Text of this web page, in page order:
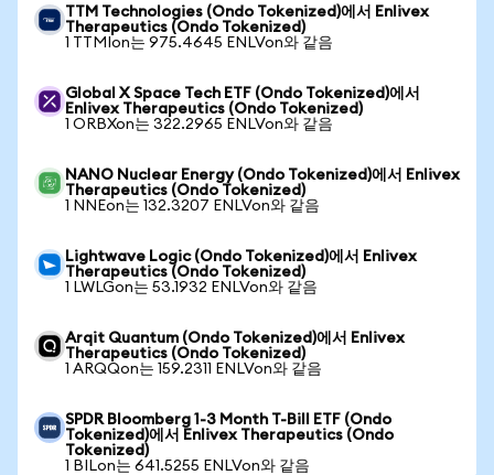
TTM Technologies (Ondo Tokenized)에서 Enlivex
Therapeutics (Ondo Tokenized)
1 TTMIon는 975.4645 ENLVon와 같음
Global X Space Tech ETF (Ondo Tokenized)에서
Enlivex Therapeutics (Ondo Tokenized)
1 ORBXon는 322.2965 ENLVon와 같음
NANO Nuclear Energy (Ondo Tokenized)에서 Enlivex
Therapeutics (Ondo Tokenized)
1 NNEon는 132.3207 ENLVon와 같음
Lightwave Logic (Ondo Tokenized)에서 Enlivex
Therapeutics (Ondo Tokenized)
1 LWLGon는 53.1932 ENLVon와 같음
Arqit Quantum (Ondo Tokenized)에서 Enlivex
Therapeutics (Ondo Tokenized)
1 ARQQon는 159.2311 ENLVon와 같음
SPDR Bloomberg 1-3 Month T-Bill ETF (Ondo
Tokenized)에서 Enlivex Therapeutics (Ondo
Tokenized)
1 BILon는 641.5255 ENLVon와 같음